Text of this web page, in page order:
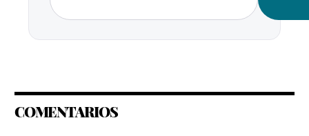
COMENTARIOS